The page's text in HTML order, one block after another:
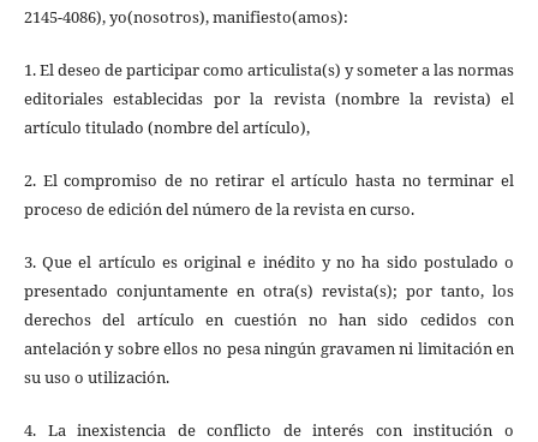
2145-4086), yo(nosotros), manifiesto(amos):
1. El deseo de participar como articulista(s) y someter a las normas
editoriales establecidas por la revista (nombre la revista) el
artículo titulado (nombre del artículo),
2. El compromiso de no retirar el artículo hasta no terminar el
proceso de edición del número de la revista en curso.
3. Que el artículo es original e inédito y no ha sido postulado o
presentado conjuntamente en otra(s) revista(s); por tanto, los
derechos del artículo en cuestión no han sido cedidos con
antelación y sobre ellos no pesa ningún gravamen ni limitación en
su uso o utilización.
4. La inexistencia de conflicto de interés con institución o